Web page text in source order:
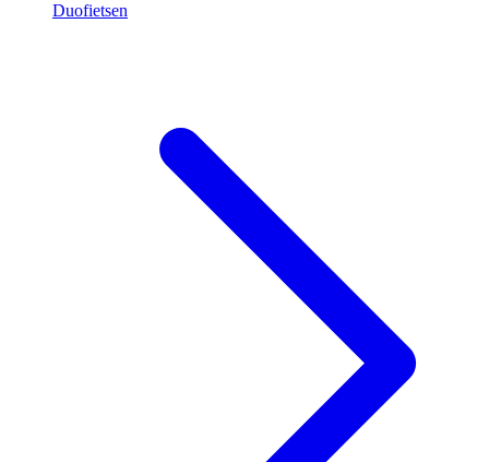
Duofietsen